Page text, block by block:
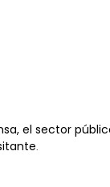
el sector
.